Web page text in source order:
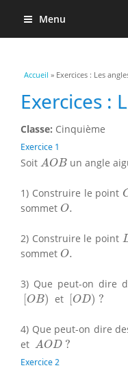
Menu
Vous êtes ici
Accueil » Exercices : Les
Exercices :
Classe: Cinquième
Exercice 1
Soit AOB
AOB un angle
1) Construire le point
sommet O.
O
2) Construire le point
sommet O.
O
3) Que peut-on dire
[OB)
[OB) et [OD) ?
[OD) ?
4) Que peut-on dire
et AOD ?
AOD ?
Exercice 2